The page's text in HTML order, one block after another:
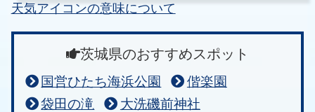
天気アイコンの意味について
茨城県のおすすめスポット
国営ひたち海浜公園
偕楽園
袋田の滝
大洗磯前神社